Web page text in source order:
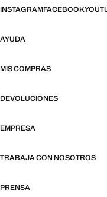
INSTAGRAMFACEBOOK
AYUDA
MIS COMPRAS
DEVOLUCIONES
EMPRESA
TRABAJA CON NOSOTROS
PRENSA